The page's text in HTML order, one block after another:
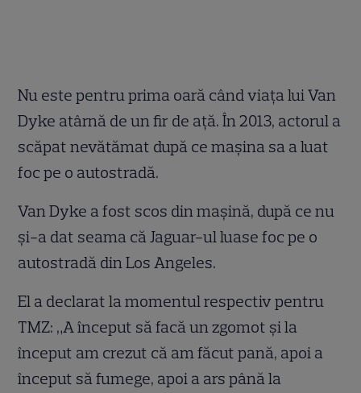
Nu este pentru prima oară când viața lui Van
Dyke atârnă de un fir de ață. În 2013, actorul a
scăpat nevătămat după ce mașina sa a luat
foc pe o autostradă.
Van Dyke a fost scos din mașină, după ce nu
și-a dat seama că Jaguar-ul luase foc pe o
autostradă din Los Angeles.
El a declarat la momentul respectiv pentru
TMZ: „A început să facă un zgomot și la
început am crezut că am făcut pană, apoi a
început să fumege, apoi a ars până la